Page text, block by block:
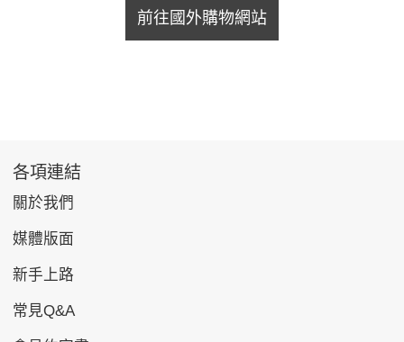
前往國外購物網站
各項連結
關於我們
媒體版面
新手上路
常見Q&A